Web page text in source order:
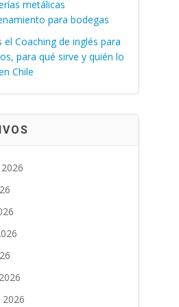
metálicas
para bodegas
el Coaching de inglés para
para qué sirve y quién lo
Chile